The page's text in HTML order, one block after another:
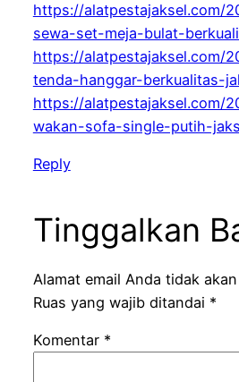
https://alatpestajaksel.com/
sewa-set-meja-bulat-
https://alatpestajaksel.com/
tenda-hanggar-berkualitas-
https://alatpestajaksel.com/
wakan-sofa-single-putih-
Reply
Tinggalkan
Alamat email Anda tidak
Ruas yang wajib ditandai *
Komentar *